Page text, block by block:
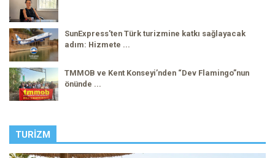
SunExpress'ten Türk turizmine katkı sağlayacak
adım: Hizmete ...
TMMOB ve Kent Konseyi’nden “Dev Flamingo”nun
önünde ...
TURIZM